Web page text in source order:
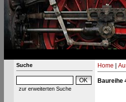
Suche
zur erweiterten Suche
Home
Baureihe